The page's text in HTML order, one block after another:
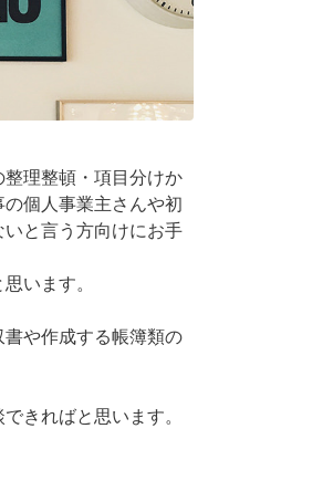
理整頓・項目分けか
個人事業主さんや初
と言う方向けにお手
います。
や作成する帳簿類の
きればと思います。